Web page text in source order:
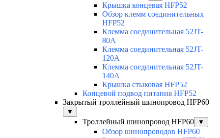
Крышка концевая HFP52
Обзор клемм соединительных
HFP52
Клемма соединительная 52JT-
80A
Клемма соединительная 52JT-
120A
Клемма соединительная 52JT-
140A
Крышка стыковая HFP52
Концевой подвод питания HFP52
Закрытый троллейный шинопровод HFP60
▼
Троллейный шинопровод HFP60 ▼
Обзор шинопроводов HFP60